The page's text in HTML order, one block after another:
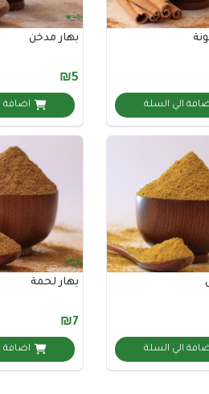
الي السلة
بهار مدخن
₪5
اضافة
الي السلة
بهار لحمة
₪7
اضافة